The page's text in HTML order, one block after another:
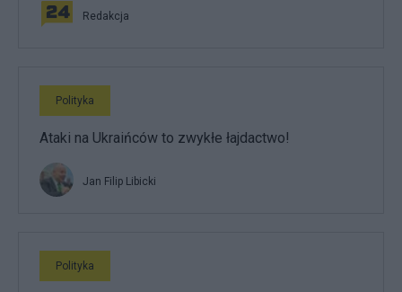
Redakcja
Polityka
Ataki na Ukraińców to zwykłe łajdactwo!
Jan Filip Libicki
Polityka